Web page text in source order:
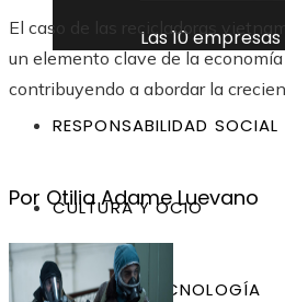
Las 10
RESPONSABILIDAD SOCIAL
CULTURA Y OCIO
CIENCIA Y TECNOLOGÍA
El caso de las recicladoras
un elemento clave de la
contribuyendo a abordar la
Por Otilia Adame Luevano